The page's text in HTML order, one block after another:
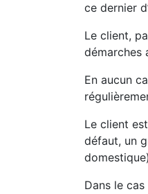
ce dernier
Le client,
démarches
En aucun
Le client
défaut, un
Dans le